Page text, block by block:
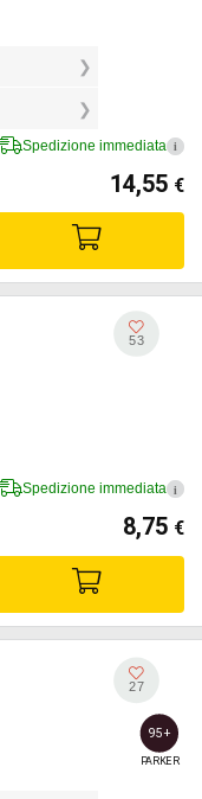
Spedizione immediata i
14,55 €
53
Spedizione immediata i
8,75 €
27
95+
PARKER